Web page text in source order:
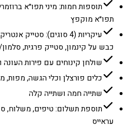
תוספות חמות: מיני תפו״א
תפו״א מוקפץ
עיקריות (4 סוגים): סטייק
כבש על קינמון, סטייק פרגית,
שולחן קינוחים עם פירות העונה
כלים פורצלן וכלי הגשה, מפות,
שתייה חמה ושתייה קלה
תוספת תשלום: טיפים, משלוח,
עראייס